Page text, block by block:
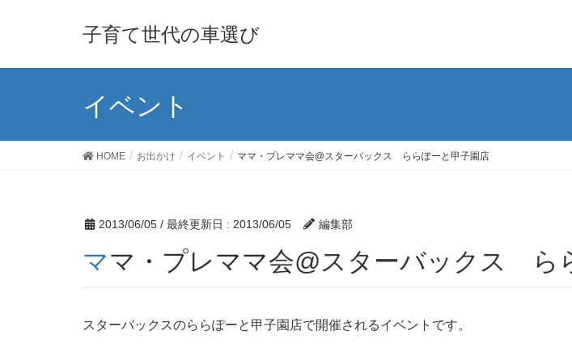
子育て世代の車選び
イベント
HOME お出かけ イベント ママ・プレママ会@スターバックス ららぽーと甲子園店
2013/06/05 / 最終更新日 : 2013/06/05 編集部
ママ・プレママ会@スターバックス ら
スターバックスのららぽーと甲子園店で開催されるイベントです。